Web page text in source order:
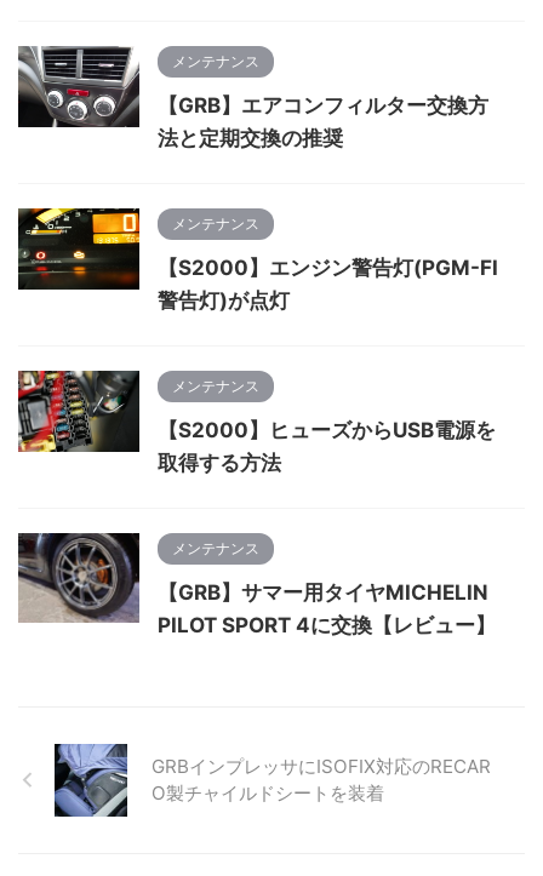
メンテナンス
【GRB】エアコンフィルター交換方
法と定期交換の推奨
メンテナンス
【S2000】エンジン警告灯(PGM-FI
警告灯)が点灯
メンテナンス
【S2000】ヒューズからUSB電源を
取得する方法
メンテナンス
【GRB】サマー用タイヤMICHELIN
PILOT SPORT 4に交換【レビュー】
GRBインプレッサにISOFIX対応のRECAR
O製チャイルドシートを装着